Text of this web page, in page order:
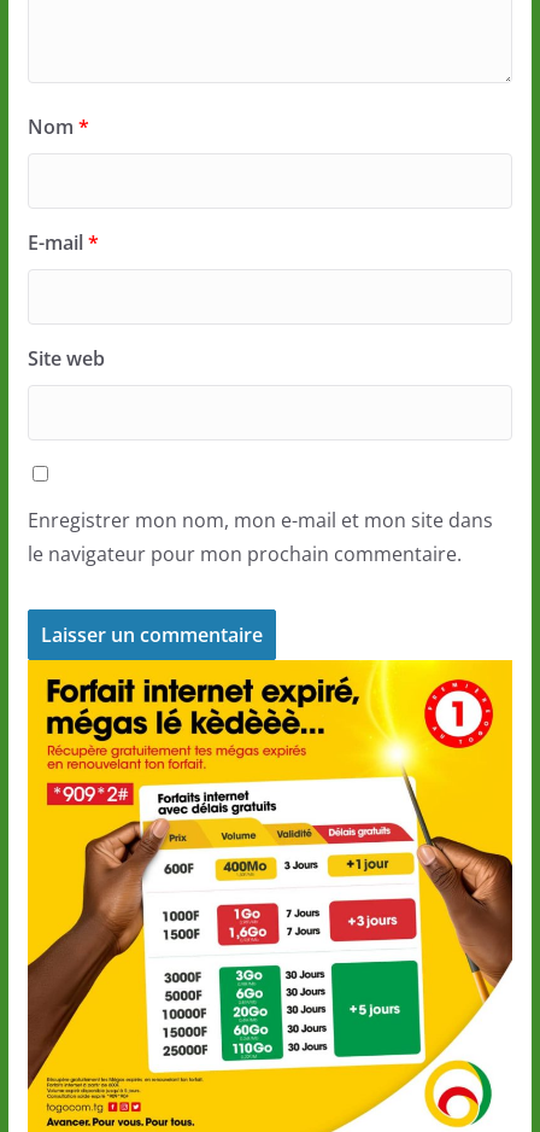
Nom *
E-mail*
Site web
Enregistrer mon nom, mon e-mail et mon site dans
le navigateur pour mon prochain commentaire.